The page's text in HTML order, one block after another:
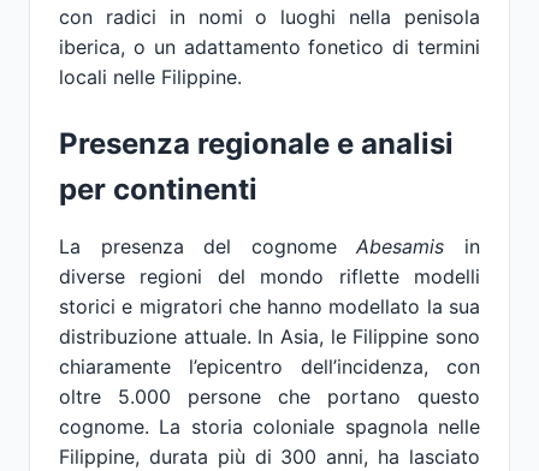
con radici in nomi o luoghi nella penisola
iberica, o un adattamento fonetico di termini
locali nelle Filippine.
Presenza regionale e analisi
per continenti
La presenza del cognomeAbesamis in
diverse regioni del mondo riflette modelli
storici e migratori che hanno modellato la sua
distribuzione attuale. In Asia, le Filippine sono
chiaramente l’epicentro dell’incidenza, con
oltre 5.000 persone che portano questo
cognome. La storia coloniale spagnola nelle
Filippine, durata più di 300 anni, ha lasciato